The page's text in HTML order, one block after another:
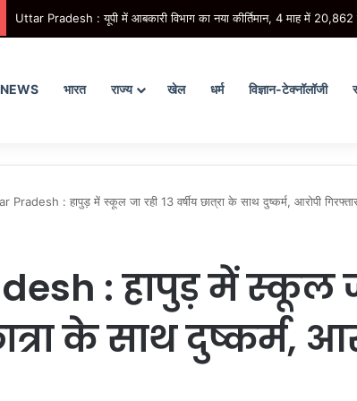
Health: हिमाचल में जॉब ट्रेनी मेडिकल ऑफिसरों के वेतन में 78% की ऐतिहासिक
भारत राज्य खेल धर्म विज्ञान-टेक्नॉलॉजी
Pradesh : हापुड़ में स्कूल जा रही 13 वर्षीय छात्रा के साथ दुष्कर्म, आरोपी
: हापुड़ में स्कूल
के साथ दुष्कर्म,